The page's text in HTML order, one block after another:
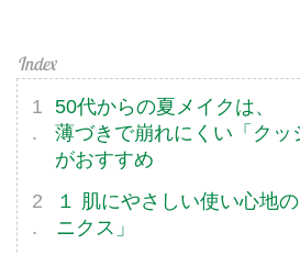
50代からの夏メイクは、
薄づきで崩れにくい「クッ
がおすすめ
１ 肌にやさしい使い心地
ニクス」